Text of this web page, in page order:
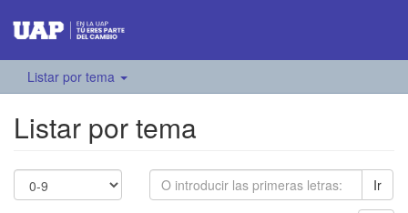
Listar por tema
Listar por tema
Ir